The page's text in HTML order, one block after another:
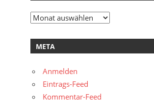
Archiv
META
Anmelden
Eintrags-Feed
Kommentar-Feed